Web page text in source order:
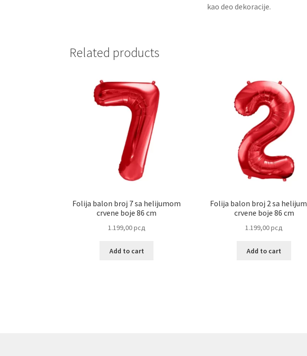
kao deo dekoracije.
Related products
Folija balon broj 7 sa helijumom
crvene boje 86 cm
1.199,00рсд
Add to cart
Folija balon broj 2 sa
crvene boje 86 cm
1.199,00рсд
Add to cart